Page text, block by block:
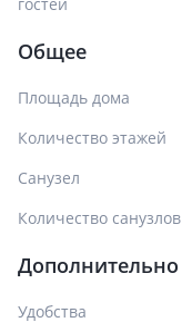
Общее
Площадь дома
Количество этажей
Санузел
Количество санузлов
Дополнительно
Удобства